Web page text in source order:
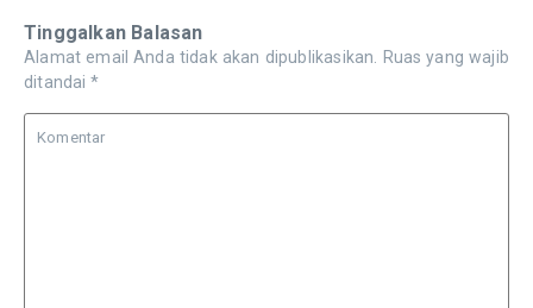
Tinggalkan Balasan
Alamat email Anda tidak akan dipublikasikan.
Ruas yang wajib
ditandai *